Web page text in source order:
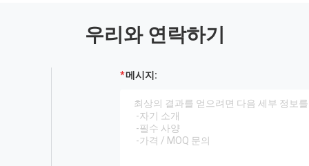
우리와 연락하기
메시지: